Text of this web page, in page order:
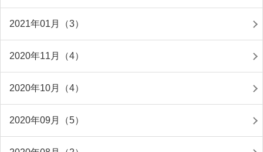
2021年01月（3）
2020年11月（4）
2020年10月（4）
2020年09月（5）